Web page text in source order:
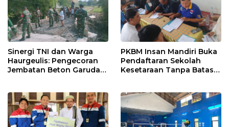
Sinergi TNI dan Warga
Haurgeulis: Pengecoran
Jembatan Beton Garuda
PKBM Insan Mandiri Buka
Pendaftaran Sekolah
Kesetaraan Tanpa Batas